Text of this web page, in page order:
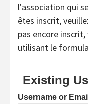
l'association qui
êtes inscrit,
pas encore
utilisant le
Existing
Username or Email